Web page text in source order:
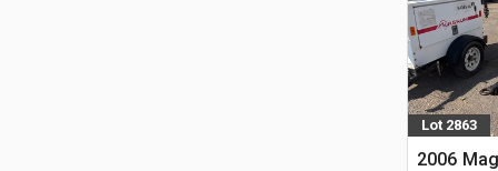
Lot 2863
2006